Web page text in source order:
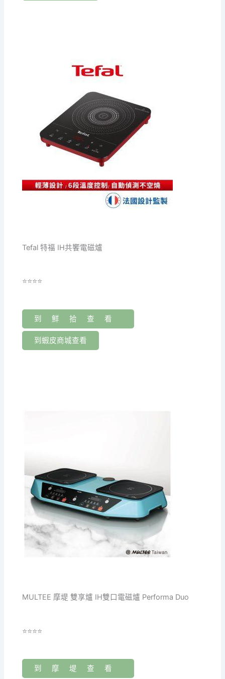
Tefal 特福 IH共饗電磁爐
⭐⭐⭐⭐
到鮮拾查看
到蝦皮商城查看
MULTEE 摩堤 雙享爐 IH雙口電磁爐 Performa Duo
⭐⭐⭐⭐
到摩堤查看